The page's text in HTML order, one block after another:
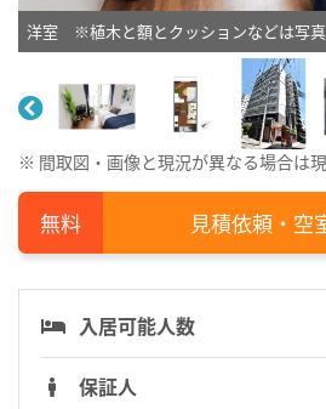
洋室 ※植木と額とクッションなどは写真
※ 間取図・画像と現況が異なる場合は現
見積依頼・空
入居可能人数
保証人